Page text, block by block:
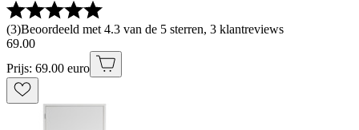
(3)Beoordeeld met 4.3 van de 5 sterren, 3 klantreviews
69.00
Prijs: 69.00 euro